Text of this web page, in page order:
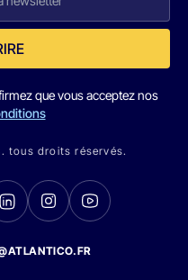
que vous acceptez nos
tous droits réservés.